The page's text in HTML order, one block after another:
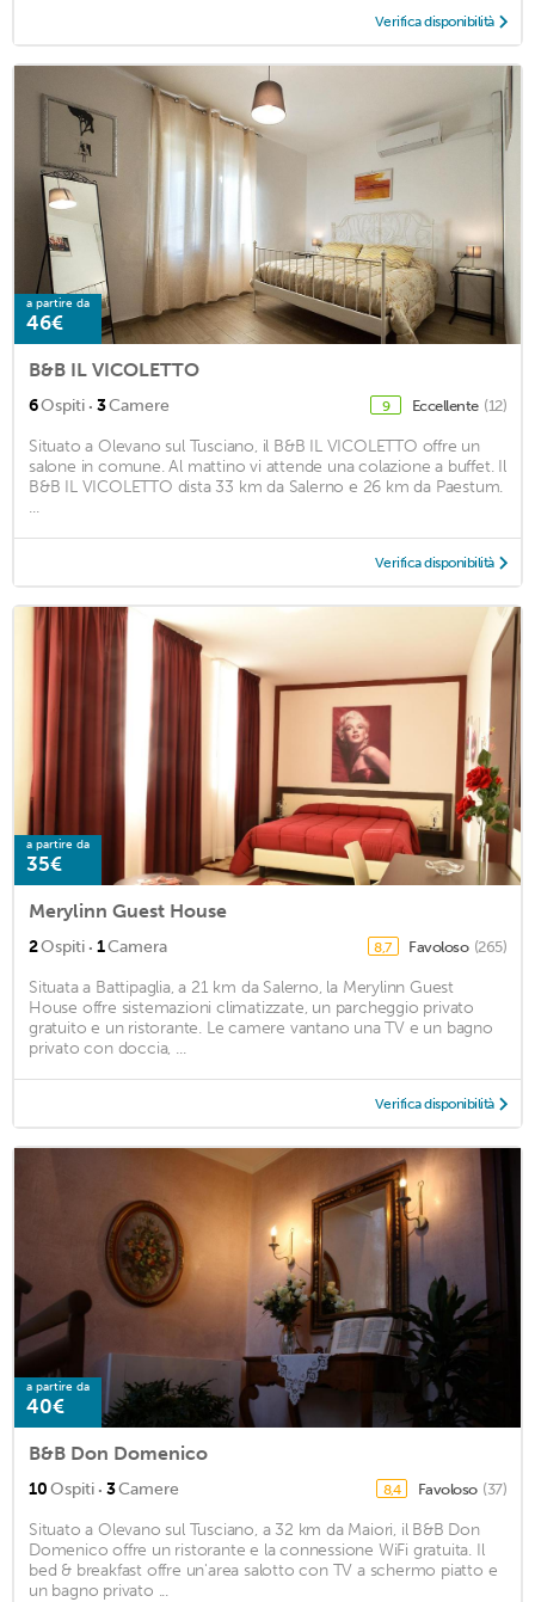
Verifica disponibilità
a partire da
46€
B&B IL VICOLETTO
6Ospiti · 3Camere 9 Eccellente (12)
Situato a Olevano sul Tusciano, il B&B IL VICOLETTO offre un
salone in comune. Al mattino vi attende una colazione a buffet. Il
B&B IL VICOLETTO dista 33 km da Salerno e 26 km da Paestum.
...
Verifica disponibilità
a partire da
35€
Merylinn Guest House
2Ospiti · 1Camera 8,7 Favoloso (265)
Situata a Battipaglia, a 21 km da Salerno, la Merylinn Guest
House offre sistemazioni climatizzate, un parcheggio privato
gratuito e un ristorante. Le camere vantano una TV e un bagno
privato con doccia, ...
Verifica disponibilità
a partire da
40€
B&B Don Domenico
10Ospiti · 3Camere 8,4 Favoloso (37)
Situato a Olevano sul Tusciano, a 32 km da Maiori, il B&B Don
Domenico offre un ristorante e la connessione WiFi gratuita. Il
bed & breakfast offre un'area salotto con TV a schermo piatto e
un bagno privato ...